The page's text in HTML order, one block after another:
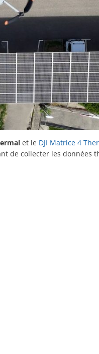
et le DJI Matrice 4
de collecter les données